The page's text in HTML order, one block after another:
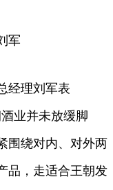
军
经理刘军表
业并未放缓脚
围绕对内、对外两
品，走适合王朝发